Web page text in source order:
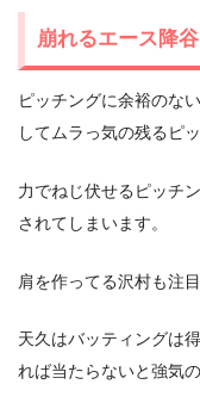
崩れるエース降谷
ピッチングに余裕のな
してムラっ気の残るピ
力でねじ伏せるピッチ
されてしまいます。
肩を作ってる沢村も注
天久はバッティングは
れば当たらないと強気